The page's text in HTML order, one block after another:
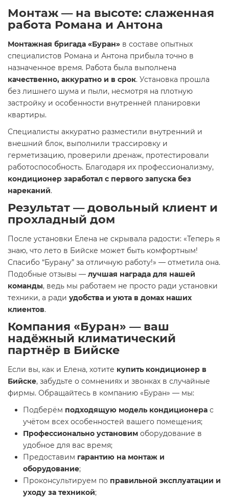
Монтаж — на высоте: слаженная
работа Романа и Антона
Монтажная бригада «Буран» в составе опытных
специалистов Романа и Антона прибыла точно в
назначенное время. Работа была выполнена
качественно, аккуратно и в срок. Установка прошла
без лишнего шума и пыли, несмотря на плотную
застройку и особенности внутренней планировки
квартиры.
Специалисты аккуратно разместили внутренний и
внешний блок, выполнили трассировку и
герметизацию, проверили дренаж, протестировали
работоспособность. Благодаря их профессионализму,
кондиционер заработал с первого запуска без
нареканий.
Результат — довольный клиент и
прохладный дом
После установки Елена не скрывала радости: «Теперь я
знаю, что лето в Бийске может быть комфортным!
Спасибо “Бурану” за отличную работу!» — отметила она.
Подобные отзывы — лучшая награда для нашей
команды, ведь мы работаем не просто ради установки
техники, а ради удобства и уюта в домах наших
клиентов.
Компания «Буран» — ваш
надёжный климатический
партнёр в Бийске
Если вы, как и Елена, хотите купить кондиционер в
Бийске, забудьте о сомнениях и звонках в случайные
фирмы. Обращайтесь в компанию «Буран» — мы:
Подберём подходящую модель кондиционера с
учётом всех особенностей вашего помещения;
Профессионально установим оборудование в
удобное для вас время;
Предоставим гарантию на монтаж и
оборудование;
Проконсультируем по правильной эксплуатации и
уходу за техникой;